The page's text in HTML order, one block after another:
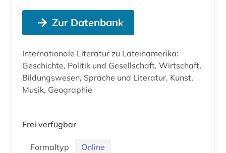
Zur Datenbank
Internationale Literatur zu Lateinamerika:
Geschichte, Politik und Gesellschaft, Wirtschaft,
Bildungswesen, Sprache und Literatur, Kunst,
Musik, Geographie
Frei verfügbar
Formaltyp
Online